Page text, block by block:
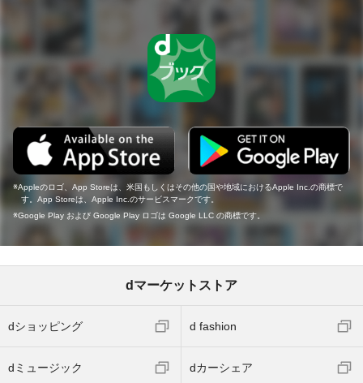
Appleのロゴ、App Storeは、米国もしくはその他の国や地域におけるApple Inc.の商標で
す。App Storeは、Apple Inc.のサービスマークです。
Google Play および Google Play ロゴは Google LLC の商標です。
dマーケットストア
dショッピング d fashion
dミュージック dカーシェア